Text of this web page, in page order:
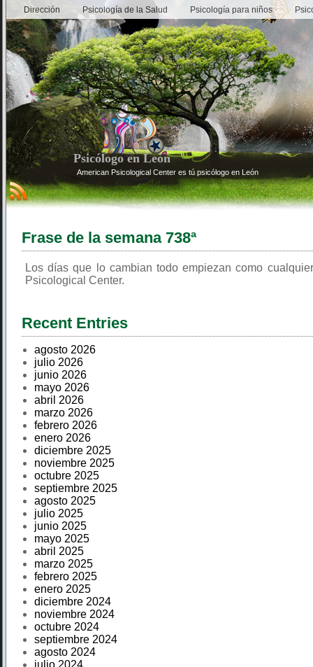
Dirección Psicología de la Salud Psicología para niños
Psicólogo en León
American Psicological Center es tú psicólogo en León
Frase de la semana 738ª
Los días que lo cambian todo empiezan como
Psicological Center.
Recent Entries
agosto 2026
julio 2026
junio 2026
mayo 2026
abril 2026
marzo 2026
febrero 2026
enero 2026
diciembre 2025
noviembre 2025
octubre 2025
septiembre 2025
agosto 2025
julio 2025
junio 2025
mayo 2025
abril 2025
marzo 2025
febrero 2025
enero 2025
diciembre 2024
noviembre 2024
octubre 2024
septiembre 2024
agosto 2024
julio 2024